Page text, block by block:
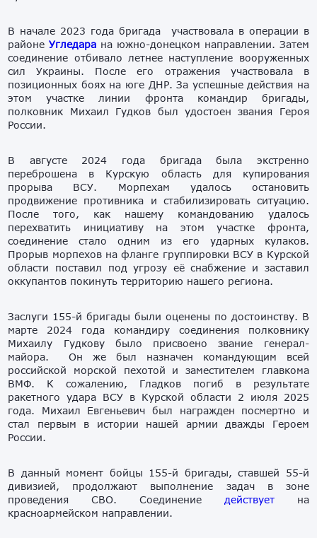
В начале 2023 года бригада участвовала в операции в
районеУгледара на южно-донецком направлении. Затем
соединение отбивало летнее наступление вооруженных
сил Украины. После его отражения участвовала в
позиционных боях на юге ДНР. За успешные действия на
этом участке линии фронта командир бригады,
полковник Михаил Гудков был удостоен звания Героя
России.
В августе 2024 года бригада была экстренно
переброшена в Курскую область для купирования
прорыва ВСУ. Морпехам удалось остановить
продвижение противника и стабилизировать ситуацию.
После того, как нашему командованию удалось
перехватить инициативу на этом участке фронта,
соединение стало одним из его ударных кулаков.
Прорыв морпехов на фланге группировки ВСУ в Курской
области поставил под угрозу её снабжение и заставил
оккупантов покинуть территорию нашего региона.
Заслуги 155-й бригады были оценены по достоинству. В
марте 2024 года командиру соединения полковнику
Михаилу Гудкову было присвоено звание генерал-
майора. Он же был назначен командующим всей
российской морской пехотой и заместителем главкома
ВМФ. К сожалению, Гладков погиб в результате
ракетного удара ВСУ в Курской области 2 июля 2025
года. Михаил Евгеньевич был награжден посмертно и
стал первым в истории нашей армии дважды Героем
России.
В данный момент бойцы 155-й бригады, ставшей 55-й
дивизией, продолжают выполнение задач в зоне
проведения СВО. Соединение действуетна
красноармейском направлении.